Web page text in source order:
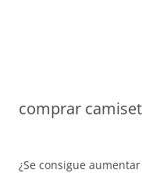
comprar
¿Se consigue